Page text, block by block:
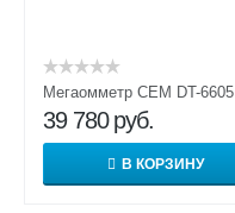
Мегаомметр CEM DT-6605
39 780 руб.
В КОРЗИНУ